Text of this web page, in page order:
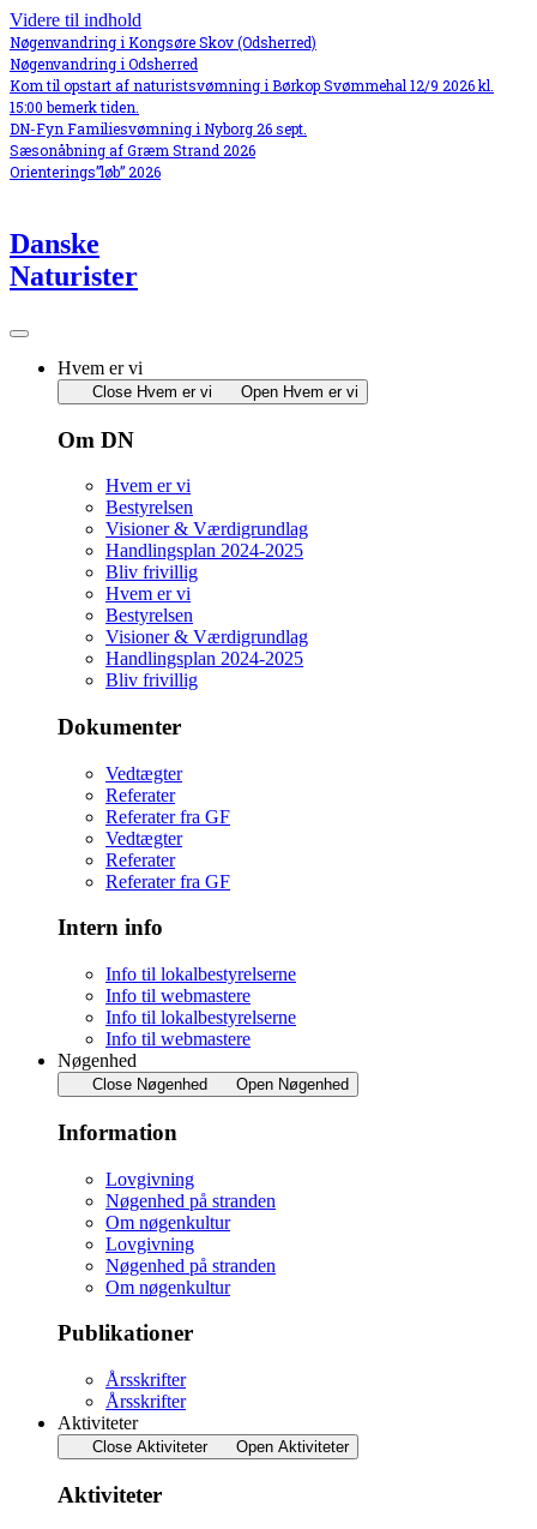
Videre til indhold
Nøgenvandring i Kongsøre Skov (Odsherred)
Nøgenvandring i Odsherred
Kom til opstart af naturistsvømning i Børkop Svømmehal 12/9 2026 kl.
15:00 bemerk tiden.
DN-Fyn Familiesvømning i Nyborg 26 sept.
Sæsonåbning af Græm Strand 2026
Orienterings”løb” 2026
Danske
Naturister
Hvem er vi
Close Hvem er vi Open Hvem er vi
Om DN
Hvem er vi
Bestyrelsen
Visioner & Værdigrundlag
Handlingsplan 2024-2025
Bliv frivillig
Hvem er vi
Bestyrelsen
Visioner & Værdigrundlag
Handlingsplan 2024-2025
Bliv frivillig
Dokumenter
Vedtægter
Referater
Referater fra GF
Vedtægter
Referater
Referater fra GF
Intern info
Info til lokalbestyrelserne
Info til webmastere
Info til lokalbestyrelserne
Info til webmastere
Nøgenhed
Close Nøgenhed Open Nøgenhed
Information
Lovgivning
Nøgenhed på stranden
Om nøgenkultur
Lovgivning
Nøgenhed på stranden
Om nøgenkultur
Publikationer
Årsskrifter
Årsskrifter
Aktiviteter
Close Aktiviteter Open Aktiviteter
Aktiviteter